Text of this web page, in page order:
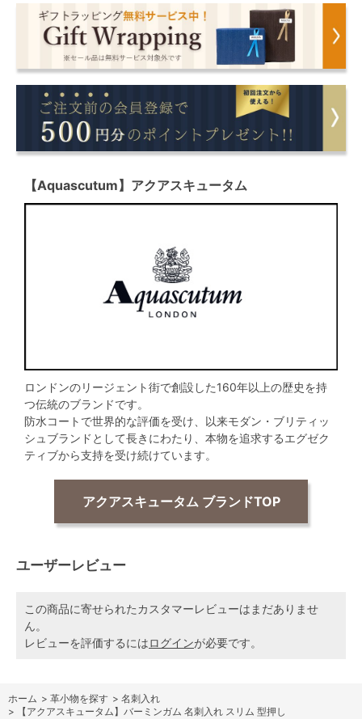
【Aquascutum】アクアスキュータム
ロンドンのリージェント街で創設した160年以上の歴史を持
つ伝統のブランドです。
防水コートで世界的な評価を受け、以来モダン・ブリティッ
シュブランドとして長きにわたり、本物を追求するエグゼク
ティブから支持を受け続けています。
アクアスキュータム ブランドTOP
ユーザーレビュー
この商品に寄せられたカスタマーレビューはまだありませ
ん。
レビューを評価するにはログインが必要です。
ホーム > 革小物を探す > 名刺入れ
>
【アクアスキュータム】バーミンガム 名刺入れ スリム 型押し